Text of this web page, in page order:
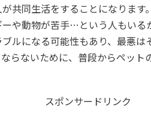
共同生活をすることになります。
や動物が苦手…という人もいる
ルになる可能性もあり、最悪は
らないために、 普段からペット
スポンサードリンク